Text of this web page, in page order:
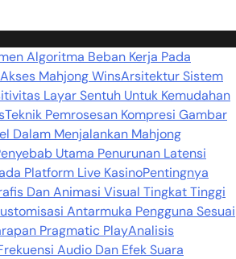
Algoritma Beban Kerja Pada
Mahjong WinsArsitektur Sistem
Layar Sentuh Untuk Kemudahan
Teknik Pemrosesan Kompresi Gambar
Dalam Menjalankan Mahjong
Utama Penurunan Latensi
Platform Live KasinoPentingnya
Dan Animasi Visual Tingkat Tinggi
Antarmuka Pengguna Sesuai
Pragmatic PlayAnalisis
Audio Dan Efek Suara